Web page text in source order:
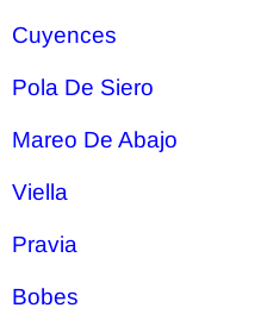
Cuyences
Pola De Siero
Mareo De Abajo
Viella
Pravia
Bobes